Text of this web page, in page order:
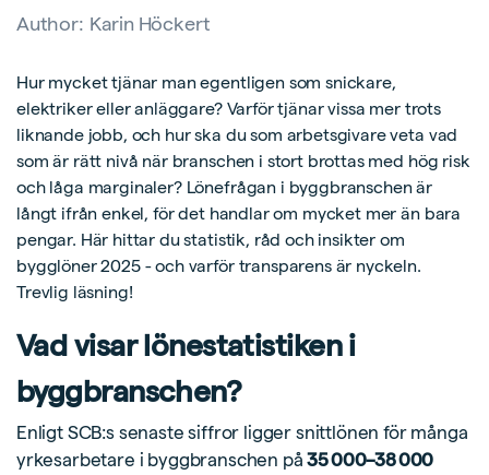
Author: Karin Höckert
Hur mycket tjänar man egentligen som snickare,
elektriker eller anläggare? Varför tjänar vissa mer trots
liknande jobb, och hur ska du som arbetsgivare veta vad
som är rätt nivå när branschen i stort brottas med hög risk
och låga marginaler? Lönefrågan i byggbranschen är
långt ifrån enkel, för det handlar om mycket mer än bara
pengar. Här hittar du statistik, råd och insikter om
bygglöner 2025 - och varför transparens är nyckeln.
Trevlig läsning!
Vad visar lönestatistiken i
byggbranschen?
Enligt SCB:s senaste siffror ligger snittlönen för många
yrkesarbetare i byggbranschen på35 000–38 000